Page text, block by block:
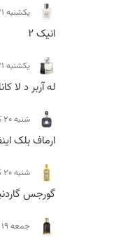
يكشنبه 21 تیر 1405
انیک 2
يكشنبه 21 تیر 1405
له آربر د لا
شنبه 20 تیر 1405
ارماف بلک
شنبه 20 تیر 1405
گورجس
جمعه 19 تیر 1405